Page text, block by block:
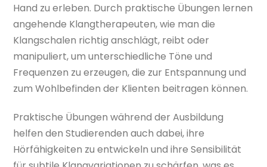
Hand zu erleben. Durch praktische Übungen lernen
angehende Klangtherapeuten, wie man die
Klangschalen richtig anschlägt, reibt oder
manipuliert, um unterschiedliche Töne und
Frequenzen zu erzeugen, die zur Entspannung und
zum Wohlbefinden der Klienten beitragen können.
Praktische Übungen während der Ausbildung
helfen den Studierenden auch dabei, ihre
Hörfähigkeiten zu entwickeln und ihre Sensibilität